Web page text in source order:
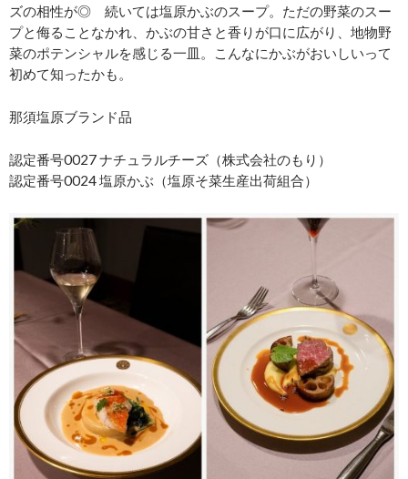
ズの相性が◎ 続いては塩原かぶのスープ。ただの野菜のスー
プと侮ることなかれ、かぶの甘さと香りが口に広がり、地物野
菜のポテンシャルを感じる一皿。こんなにかぶがおいしいって
初めて知ったかも。
那須塩原ブランド品
認定番号0027 ナチュラルチーズ（株式会社のもり）
認定番号0024 塩原かぶ（塩原そ菜生産出荷組合）